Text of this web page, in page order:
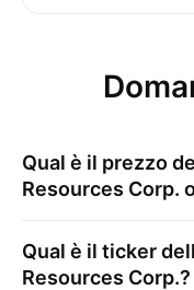
Qual è il prezzo
Resources Corp.
Qual è il ticker
Resources Corp.?